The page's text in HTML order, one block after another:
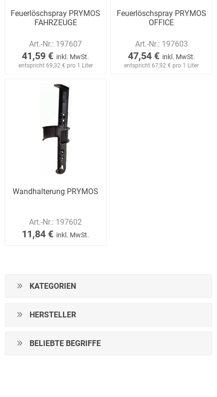
Feuerlöschspray PRYMOS
FAHRZEUGE
Art.-Nr.: 197607
41,59 € inkl. MwSt.
entspricht 69,32 € pro 1 Liter
Feuerlöschspray PRYMOS
OFFICE
Art.-Nr.: 197603
47,54 € inkl. MwSt.
entspricht 67,92 € pro 1 Liter
Wandhalterung PRYMOS
Art.-Nr.: 197602
11,84 € inkl. MwSt.
KATEGORIEN
HERSTELLER
BELIEBTE BEGRIFFE